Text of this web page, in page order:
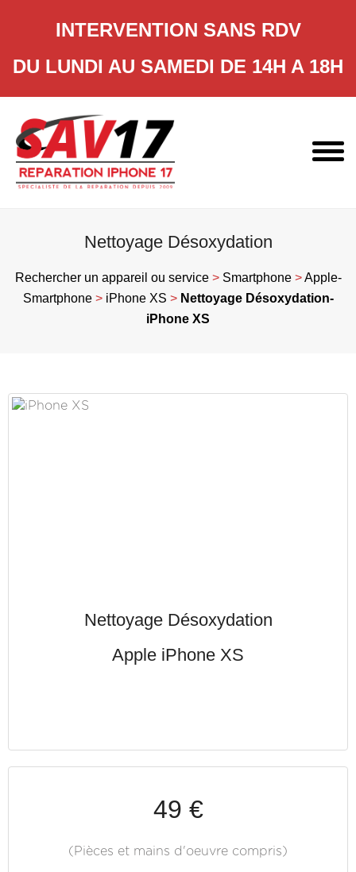
INTERVENTION SANS RDV
DU LUNDI AU SAMEDI DE 14H A 18H
content
Nettoyage Désoxydation
Rechercher un appareil ou service> Smartphone>Apple-
Smartphone> iPhone XS > Nettoyage Désoxydation-
iPhone XS
Nettoyage Désoxydation
Apple iPhone XS
49 €
(Pièces et mains d'oeuvre compris)